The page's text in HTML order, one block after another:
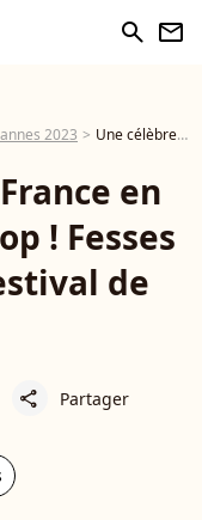
search newsletter
2023 Une célèbre Miss France en montre presque trop ! Fesses apparentes au Festival de Cannes
en
! Fesses
de
share Partager